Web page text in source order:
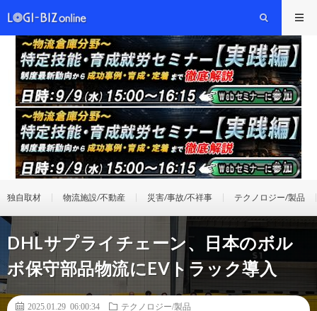
独自取材 物流施設/不動産 災害/事故/不祥事 テクノロジー/製品
DHLサプライチェーン、日本のボル
ボ保守部品物流にEVトラック導入
2025.01.29 06:00:34
テクノロジー/製品